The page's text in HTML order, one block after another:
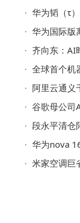
华为韬（τ）定律
华为国际版离线翻译
齐向东：AI时代政
全球首个机器人通用
阿里云通义千问团
谷歌母公司
段永平清仓阿里
华为nova 16系列
米家空调巨省电大